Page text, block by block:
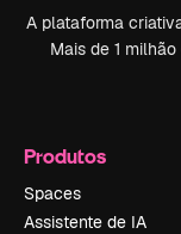
A plataforma
Mais de 1
Produtos
Spaces
Assistente de IA